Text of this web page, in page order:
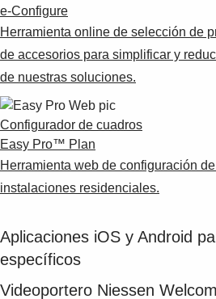
Suggestions
Products
See more products
Shopping list preview
0
e-Configure
Herramienta online de selección de
de accesorios para simplificar y
de nuestras soluciones.
Configurador de cuadros
Easy Pro™ Plan
Herramienta web de configuración
instalaciones residenciales.
Aplicaciones iOS y Android
específicos
Videoportero Niessen